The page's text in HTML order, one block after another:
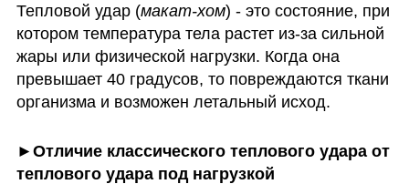
Тепловой удар (макат-хом) - это состояние, при
котором температура тела растет из-за сильной
жары или физической нагрузки. Когда она
превышает 40 градусов, то повреждаются ткани
организма и возможен летальный исход.
►Отличие классического теплового удара от
теплового удара под нагрузкой